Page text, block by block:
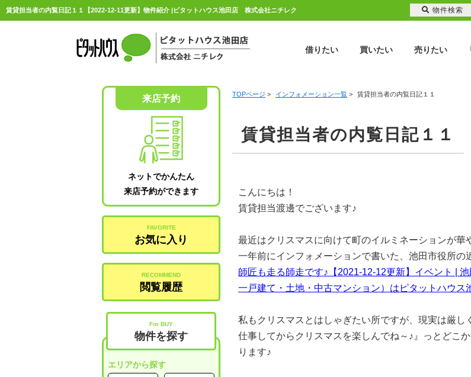
賃貸担当者の内覧日記１１【2022-12-11更新】物件紹介 |ピタットハウス池田店 株式会社ニチレク
借りたい 買いたい 売りたい
TOPページ > インフォメーション一覧 > 賃貸担当者の内覧日記１１
賃貸担当者の内覧日記１１
こんにちは！
賃貸担当渡邊でございます♪
最近はクリスマスに向けて町のイルミネーションが華
一年前にインフォメーションで書いた、池田市役所の
師匠も走る師走です♪【2021-12-12更新】イベント |
一戸建て・土地・中古マンション）はピタットハウ
私もクリスマスとはしゃぎたい所ですが、現実は厳
仕事してからクリスマスを楽しんでね～♪』っとどこ
ります♪
来店予約
ネットでかんたん
来店予約ができます
FAVORITE
お気に入り
RECOMMEND
閲覧履歴
For BUY
物件を探す
エリアから探す
物件検索